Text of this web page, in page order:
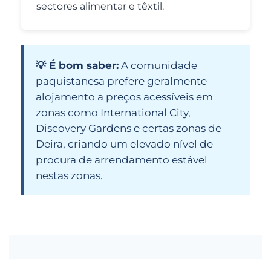
sectores alimentar e têxtil.
💡 É bom saber: A comunidade
paquistanesa prefere geralmente
alojamento a preços acessíveis em
zonas como International City,
Discovery Gardens e certas zonas de
Deira, criando um elevado nível de
procura de arrendamento estável
nestas zonas.